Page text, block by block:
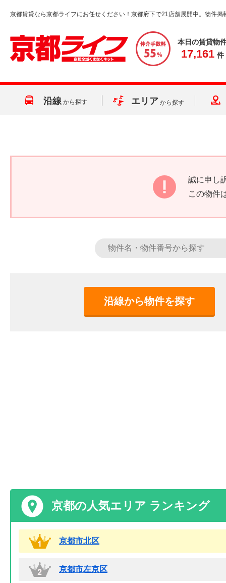
京都賃貸なら京都ライフにお任せください！京都府下で21店舗展開中。物件掲
本日の賃貸物
17,161 件
沿線 から探す エリア から探す
誠に申し
この物件
沿線から物件を探す
京都の人気エリア ランキング
京都市北区
京都市左京区